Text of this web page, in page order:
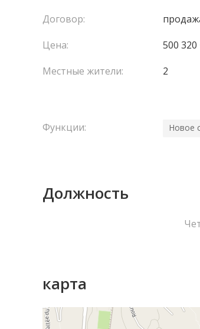
Договор:
Цена:
500 320
Местные жители:
2
Функции: Новое
Должность
карта